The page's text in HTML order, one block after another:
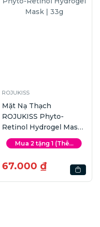
ROJUKISS
Mặt Nạ Thạch
ROJUKISS Phyto-
Retinol Hydrogel Mask
| 33g
Mua 2 tặng 1 (Thê...
67.000 ₫